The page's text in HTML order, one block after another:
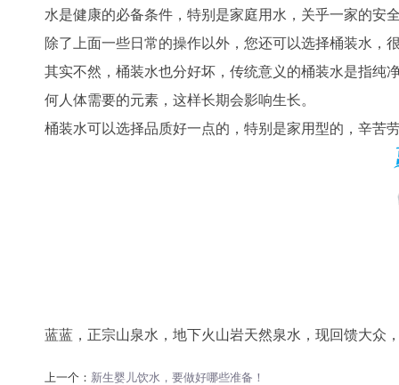
水是健康的必备条件，特别是家庭用水，关乎一家的安
除了上面一些日常的操作以外，您还可以选择桶装水，
其实不然，桶装水也分好坏，传统意义的桶装水是指纯
何人体需要的元素，这样长期会影响生长。
桶装水可以选择品质好一点的，特别是家用型的，辛苦
蓝蓝，正宗山泉水，地下火山岩天然泉水，现回馈大众
上一个： 新生婴儿饮水，要做好哪些准备！